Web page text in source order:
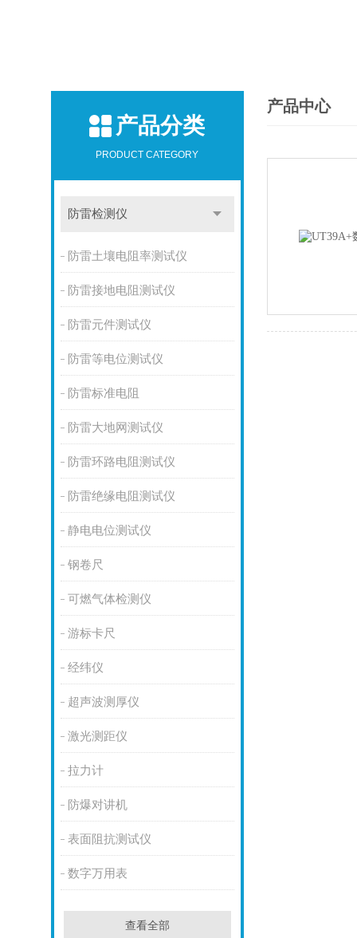
产品分类
PRODUCT CATEGORY
防雷检测仪
防雷土壤电阻率测试仪
防雷接地电阻测试仪
防雷元件测试仪
防雷等电位测试仪
防雷标准电阻
防雷大地网测试仪
防雷环路电阻测试仪
防雷绝缘电阻测试仪
静电电位测试仪
钢卷尺
可燃气体检测仪
游标卡尺
经纬仪
超声波测厚仪
激光测距仪
拉力计
防爆对讲机
表面阻抗测试仪
数字万用表
查看全部
产品中心